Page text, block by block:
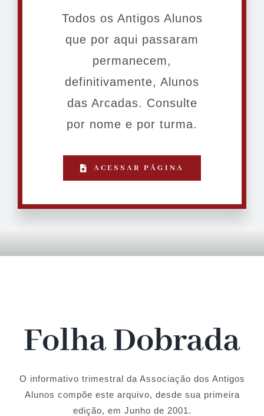
Todos os Antigos Alunos
que por aqui passaram
permanecem,
definitivamente, Alunos
das Arcadas. Consulte
por nome e por turma.
ACESSAR PÁGINA
Folha Dobrada
O informativo trimestral da Associação dos Antigos
Alunos compõe este arquivo, desde sua primeira
edição, em Junho de 2001.